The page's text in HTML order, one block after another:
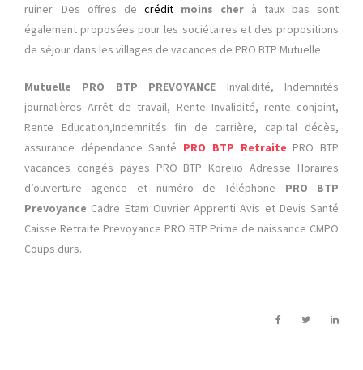
ruiner. Des offres de crédit moins cher à taux bas sont
également proposées pour les sociétaires et des propositions
de séjour dans les villages de vacances de PRO BTP Mutuelle.
Mutuelle PRO BTP PREVOYANCE Invalidité, Indemnités
journalières Arrêt de travail, Rente Invalidité, rente conjoint,
Rente Education,Indemnités fin de carrière, capital décès,
assurance dépendance Santé PRO BTP Retraite PRO BTP
vacances congés payes PRO BTP Korelio Adresse Horaires
d’ouverture agence et numéro de Téléphone PRO BTP
Prevoyance Cadre Etam Ouvrier Apprenti Avis et Devis Santé
Caisse Retraite Prevoyance PRO BTP Prime de naissance CMPO
Coups durs.